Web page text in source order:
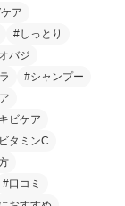
ア
#しっとり
バジ
#シャンプー
ビケア
タミンC
#口コミ